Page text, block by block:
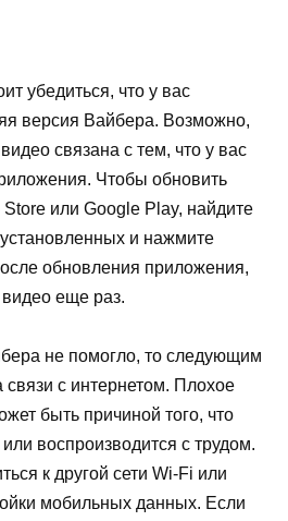
убедиться, что у вас
версия Вайбера. Возможно,
связана с тем, что у вас
Чтобы обновить
или Google Play, найдите
и нажмите
обновления приложения,
видео еще раз.
не помогло, то следующим
связи с интернетом. Плохое
быть причиной того, что
воспроизводится с трудом.
к другой сети Wi-Fi или
мобильных данных. Если